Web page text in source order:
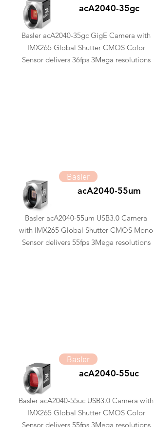
acA2040-35gc
Basler acA2040-35gc GigE Camera with
IMX265 Global Shutter CMOS Color
Sensor delivers 36fps 3Mega resolutions
Basler
acA2040-55um
Basler acA2040-55um USB3.0 Camera
with IMX265 Global Shutter CMOS Mono
Sensor delivers 55fps 3Mega resolutions
Basler
acA2040-55uc
Basler acA2040-55uc USB3.0 Camera with
IMX265 Global Shutter CMOS Color
Sensor delivers 55fps 3Mega resolutions